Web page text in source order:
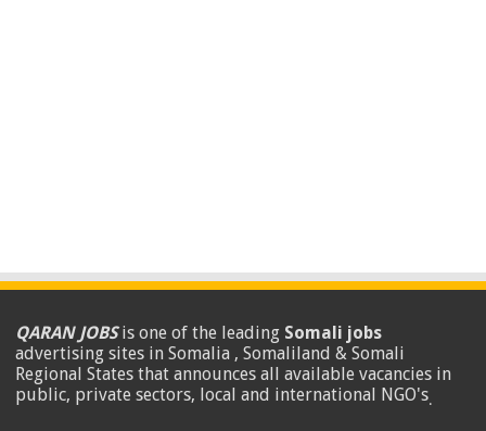
QARAN JOBSis one of the leading Somali jobs
advertising sites in Somalia , Somaliland & Somali
Regional States that announces all available vacancies in
public, private sectors, local and international NGO's.